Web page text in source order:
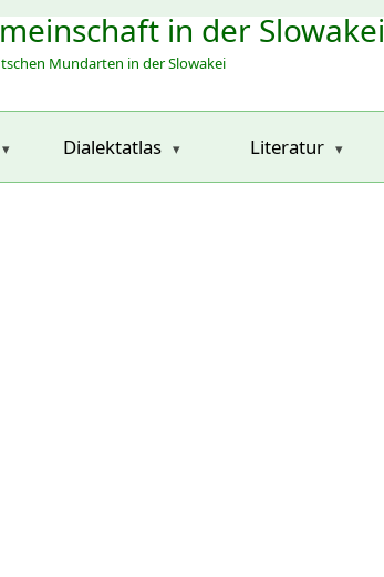
in der Slowakei
Mundarten in der Slowakei
Dialektatlas Literatur